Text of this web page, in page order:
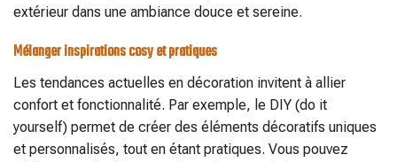
extérieur dans une ambiance douce et sereine.
Mélanger inspirations cosy et pratiques
Les tendances actuelles en décoration invitent à allier
confort et fonctionnalité. Par exemple, le DIY (do it
yourself) permet de créer des éléments décoratifs uniques
et personnalisés, tout en étant pratiques. Vous pouvez